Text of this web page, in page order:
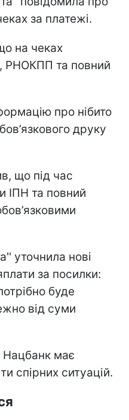
за платежі.
на чеках
РНОКПП та повний
про нібито
друку
що під час
ІПН та повний
уточнила нові
за посилки:
буде
від суми
має
спірних ситуацій.